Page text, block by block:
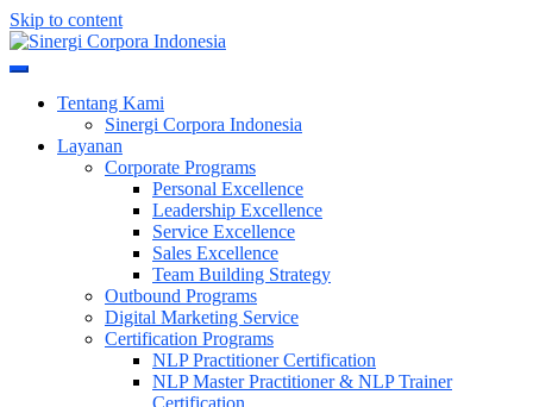
Skip to content
Sinergi Corpora Indonesia
Tentang Kami
Sinergi Corpora Indonesia
Layanan
Corporate Programs
Personal Excellence
Leadership Excellence
Service Excellence
Sales Excellence
Team Building Strategy
Outbound Programs
Digital Marketing Service
Certification Programs
NLP Practitioner Certification
NLP Master Practitioner & NLP Trainer
Certification